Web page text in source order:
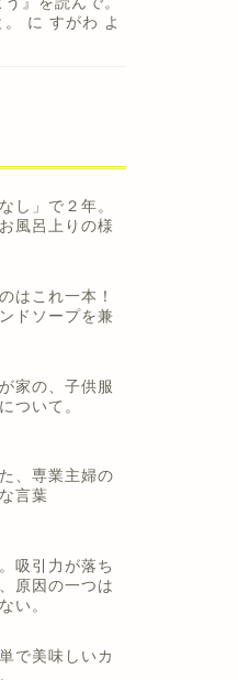
に すがわ よ
し」で２年。
風呂上りの様
はこれ一本！
ドソープを兼
家の、子供服
ついて。
、専業主婦の
言葉
吸引力が落ち
原因の一つは
い。
で美味しいカ